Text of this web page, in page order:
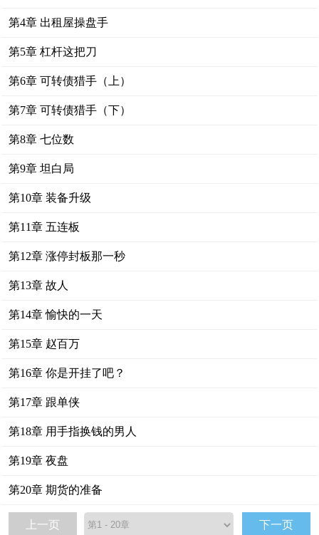
第4章 出租屋操盘手
第5章 杠杆这把刀
第6章 可转债猎手（上）
第7章 可转债猎手（下）
第8章 七位数
第9章 坦白局
第10章 装备升级
第11章 五连板
第12章 涨停封板那一秒
第13章 故人
第14章 愉快的一天
第15章 赵百万
第16章 你是开挂了吧？
第17章 跟单侠
第18章 用手指换钱的男人
第19章 夜盘
第20章 期货的准备
上一页 下一页